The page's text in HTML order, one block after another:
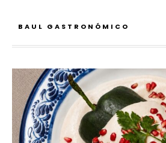
BAUL GASTRONÓMICO